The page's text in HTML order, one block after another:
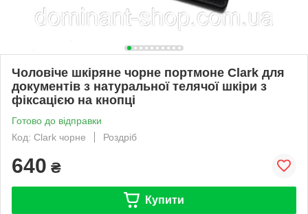
Чоловіче шкіряне чорне портмоне Сlark для
документів з натуральної телячої шкіри з
фіксацією на кнопці
Готово до відправки
Код: Сlark чорне
Роздріб
640 ₴
Купити